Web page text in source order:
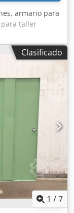
armario para
taller
-Profundidad:
de los
4 x 90 / 2 x
Clasificado
1 /7